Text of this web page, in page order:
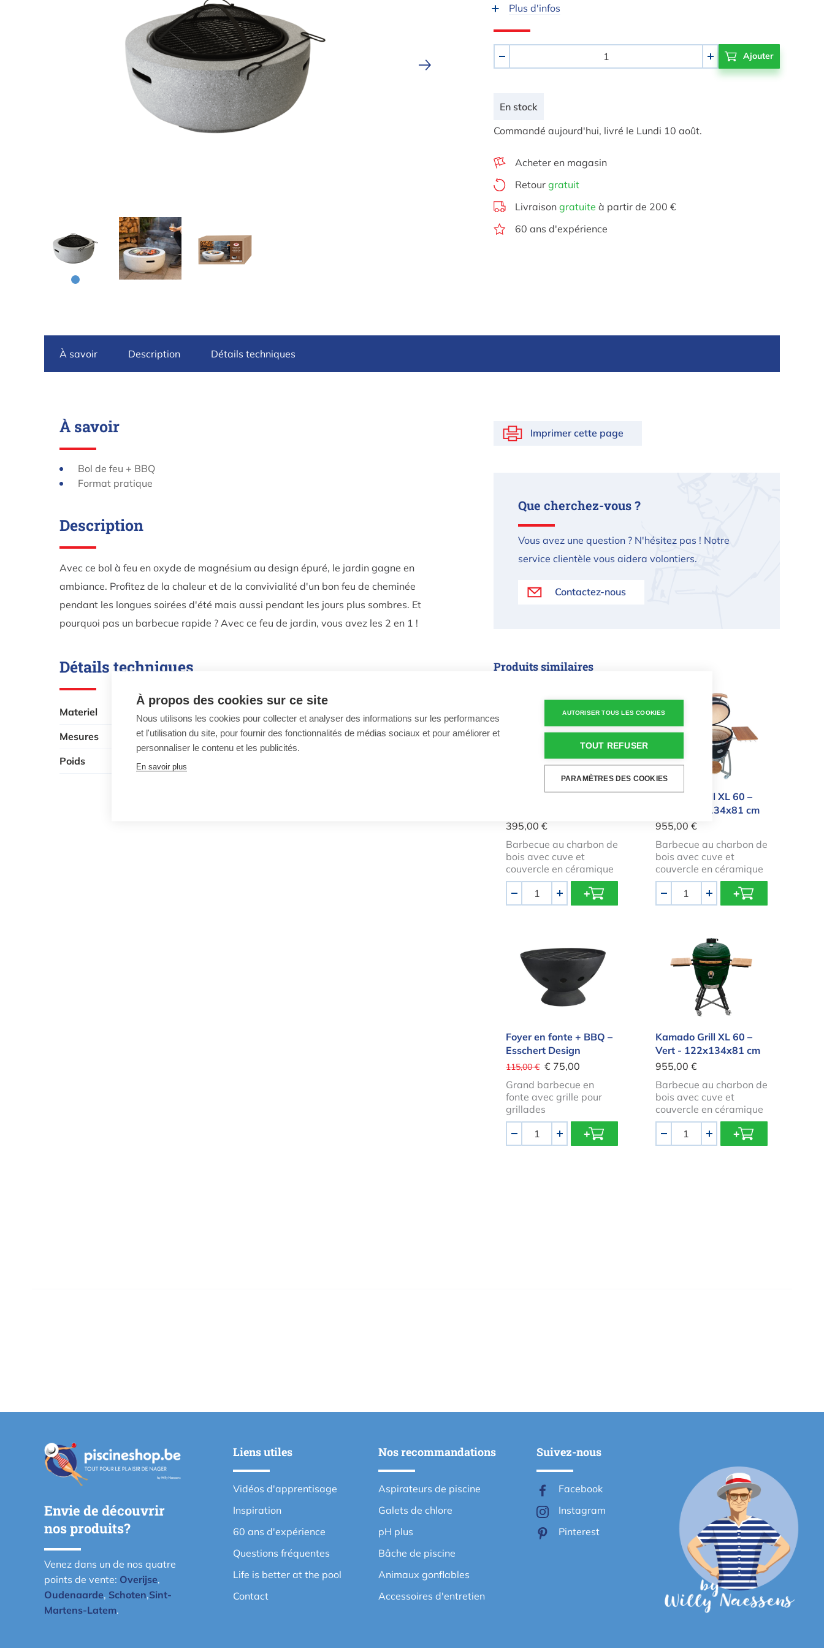
Plus d'infos
+
En stock
Commandé aujourd'hui, livré le Lundi 10 août.
Acheter en magasin
Retour gratuit
Livraison gratuite à partir de 200 €
60 ans d'expérience
À savoir Description Détails techniques
À savoir
Bol de feu + BBQ
Format pratique
Description
Avec ce bol à feu en oxyde de magnésium au design épuré, le jardin gagne en
ambiance. Profitez de la chaleur et de la convivialité d'un bon feu de cheminée
pendant les longues soirées d'été mais aussi pendant les jours plus sombres. Et
pourquoi pas un barbecue rapide ? Avec ce feu de jardin, vous avez les 2 en 1 !
Détails techniques
Materiel
MgO, fer
Mesures
L 59,8 x B 59,8 x H 35,2
Poids
Imprimer cette page
Que cherchez-vous ?
Vous avez une question ? N'hésitez pas ! Notre
service clientèle vous aidera volontiers.
Contactez-nous
Produits similaires
Kamado Grill 40 – Vert – 49x54x48 cm
Kamado Grill 40 – Vert –
395,00 €
Barbecue au charbon de
bois avec cuve et
couvercle en céramique
Quantité
+
Kamado Grill XL 60 – Noir -
Kamado Grill XL 60 –
Noir - 122x134x81 cm
955,00 €
Barbecue au charbon de
bois avec cuve et
couvercle en céramique
Quantité
+
Foyer en fonte + BBQ – Esschert Design
Foyer en fonte + BBQ –
Esschert Design
115,00 € € 75,00
Grand barbecue en
fonte avec grille pour
grillades
Quantité
+
Kamado Grill XL 60 – Vert -
Kamado Grill XL 60 –
Vert - 122x134x81 cm
955,00 €
Barbecue au charbon de
bois avec cuve et
couvercle en céramique
Quantité
+
Envie de découvrir
nos produits?
Venez dans un de nos quatre
points de vente: Overijse,
Oudenaarde, Schoten,Sint-
Martens-Latem.
Liens utiles
Vidéos d'apprentisage
Inspiration
60 ans d'expérience
Questions fréquentes
Life is better at the pool
Contact
Nos recommandations
Aspirateurs de piscine
Galets de chlore
pH plus
Bâche de piscine
Animaux gonflables
Accessoires d'entretien
Suivez-nous
Facebook
Instagram
Pinterest
À propos des cookies sur ce site
Nous utilisons les cookies pour collecter et analyser des informations sur les performances
et l'utilisation du site, pour fournir des fonctionnalités de médias sociaux et pour améliorer et
personnaliser le contenu et les publicités.
En savoir plus
AUTORISER TOUS LES COOKIES
TOUT REFUSER
PARAMÈTRES DES COOKIES